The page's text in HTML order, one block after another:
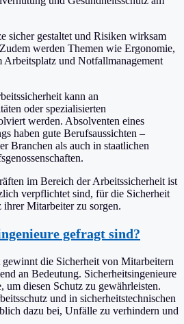
sicher gestaltet und Risiken wirksam
werden Themen wie Ergonomie,
Arbeitsplatz und Notfallmanagement
kann an
oder spezialisierten
werden. Absolventen eines
haben gute Berufsaussichten –
Branchen als auch in staatlichen
im Bereich der Arbeitssicherheit ist
verpflichtet sind, für die Sicherheit
ihrer Mitarbeiter zu sorgen.
gefragt sind?
die Sicherheit von Mitarbeitern
an Bedeutung. Sicherheitsingenieure
um diesen Schutz zu gewährleisten.
und in sicherheitstechnischen
dazu bei, Unfälle zu verhindern und